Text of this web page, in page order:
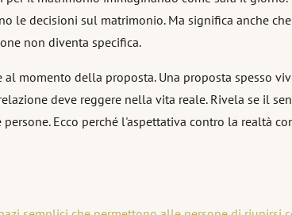
le decisioni sul matrimonio. Ma significa anche
non diventa specifica.
momento della proposta. Una proposta spesso
deve reggere nella vita reale. Rivela se il
Ecco perché l'aspettativa contro la realtà